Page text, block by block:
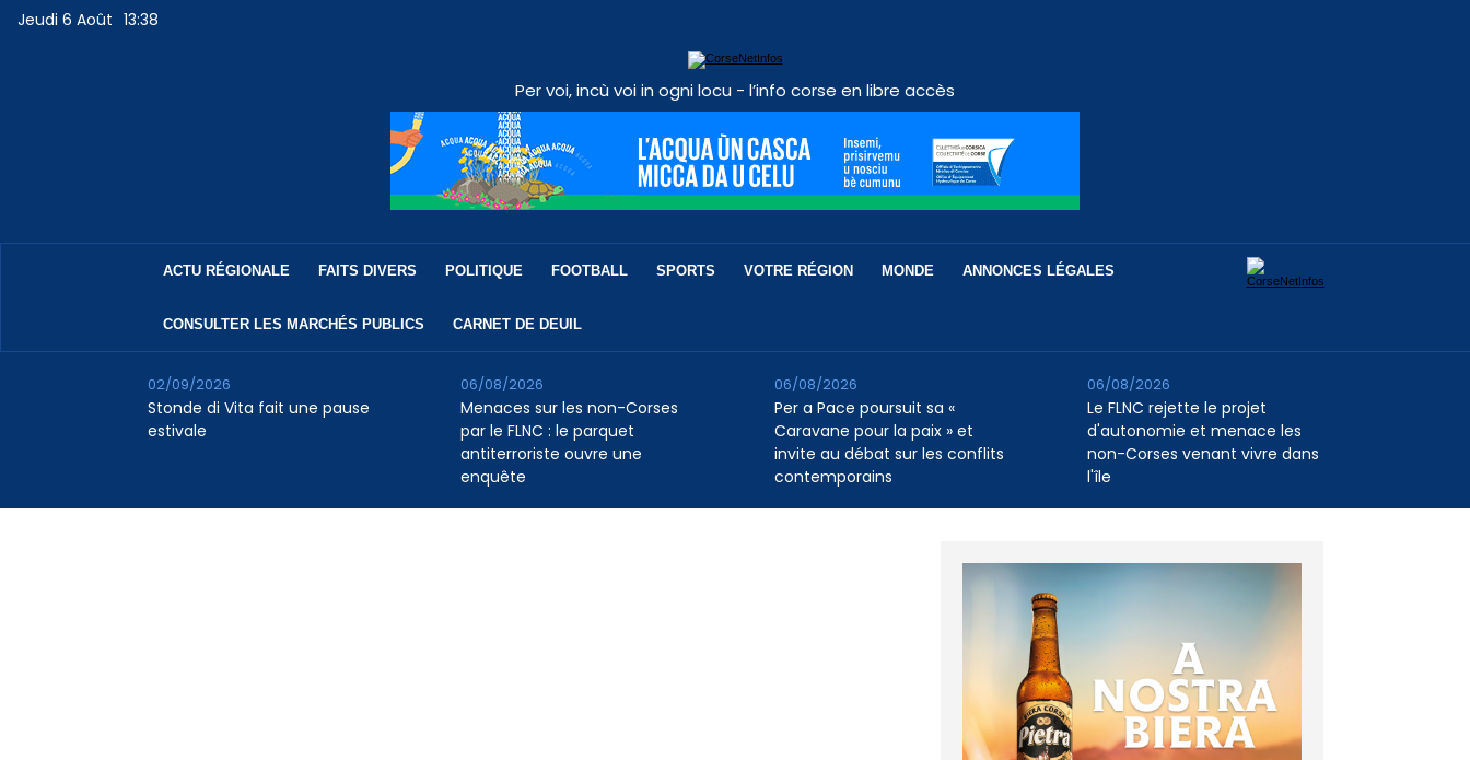
Jeudi 6 Août 13:38
Per voi, incù voi in ogni locu - l’info corse en libre accès
ACTU RÉGIONALE FAITS DIVERS POLITIQUE FOOTBALL SPORTS VOTRE RÉGION MONDE ANNONCES LÉGALES
CONSULTER LES MARCHÉS PUBLICS CARNET DE DEUIL
Stonde di Vita fait une pause
estivale
02/09/2026
Menaces sur les non-Corses
par le FLNC : le parquet
antiterroriste ouvre une
enquête
06/08/2026
Per a Pace poursuit sa «
Caravane pour la paix » et
invite au débat sur les conflits
contemporains
06/08/2026
Le FLNC rejette le projet
d'autonomie et menace les
non-Corses venant vivre dans
l'île
06/08/2026